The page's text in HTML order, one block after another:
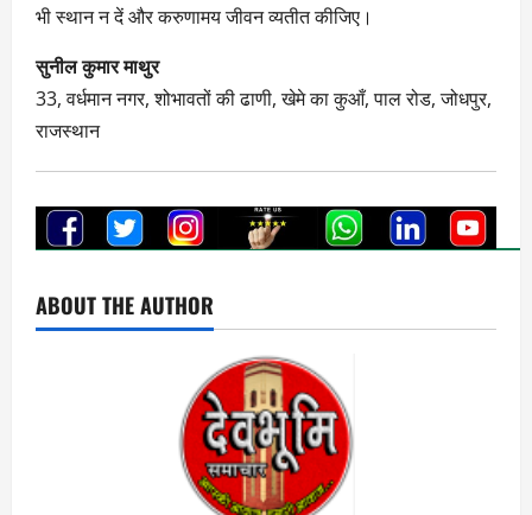
भी स्थान न दें और करुणामय जीवन व्यतीत कीजिए।
सुनील कुमार माथुर
33, वर्धमान नगर, शोभावतों की ढाणी, खेमे का कुआँ, पाल रोड, जोधपुर,
राजस्थान
ABOUT THE AUTHOR